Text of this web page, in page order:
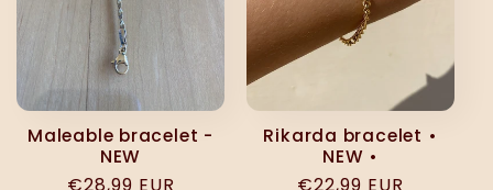
Maleable bracelet -
NEW
Rikarda bracelet •
NEW •